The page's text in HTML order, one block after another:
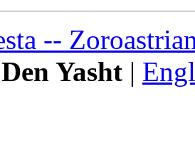
--
Den Yasht |